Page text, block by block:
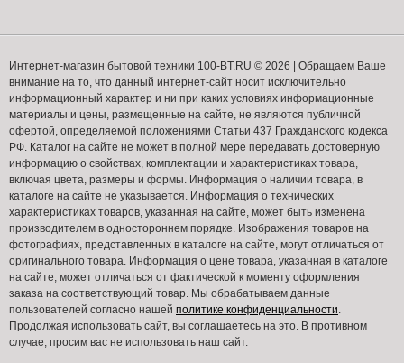
Интернет-магазин бытовой техники 100-BT.RU © 2026 | Обращаем Ваше
внимание на то, что данный интернет-сайт носит исключительно
информационный характер и ни при каких условиях информационные
материалы и цены, размещенные на сайте, не являются публичной
офертой, определяемой положениями Статьи 437 Гражданского кодекса
РФ. Каталог на сайте не может в полной мере передавать достоверную
информацию о свойствах, комплектации и характеристиках товара,
включая цвета, размеры и формы. Информация о наличии товара, в
каталоге на сайте не указывается. Информация о технических
характеристиках товаров, указанная на сайте, может быть изменена
производителем в одностороннем порядке. Изображения товаров на
фотографиях, представленных в каталоге на сайте, могут отличаться от
оригинального товара. Информация о цене товара, указанная в каталоге
на сайте, может отличаться от фактической к моменту оформления
заказа на соответствующий товар. Мы обрабатываем данные
пользователей согласно нашей политике конфиденциальности.
Продолжая использовать сайт, вы соглашаетесь на это. В противном
случае, просим вас не использовать наш сайт.